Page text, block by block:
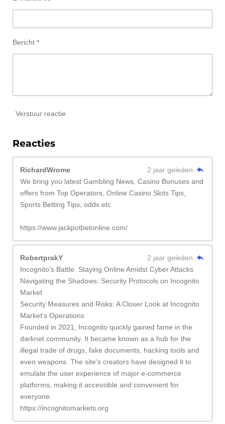
Bericht *
Verstuur reactie
Reacties
RichardWrome
2 jaar geleden
We bring you latest Gambling News, Casino Bonuses and
offers from Top Operators, Online Casino Slots Tips,
Sports Betting Tips, odds etc.
https://www.jackpotbetonline.com/
RobertprakY
2 jaar geleden
Incognito's Battle: Staying Online Amidst Cyber Attacks
Navigating the Shadows: Security Protocols on Incognito
Market
Security Measures and Risks: A Closer Look at Incognito
Market's Operations
Founded in 2021, Incognito quickly gained fame in the
darknet community. It became known as a hub for the
illegal trade of drugs, fake documents, hacking tools and
even weapons. The site's creators have designed it to
emulate the user experience of major e-commerce
platforms, making it accessible and convenient for
everyone.
https://incognitomarkets.org